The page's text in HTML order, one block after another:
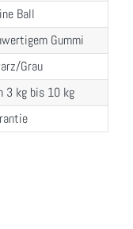
Ball
Gummi
Grau
3 kg bis 10 kg